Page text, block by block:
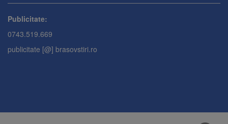
Publicitate:
0743.519.669
publicitate [@] brasovstiri.ro